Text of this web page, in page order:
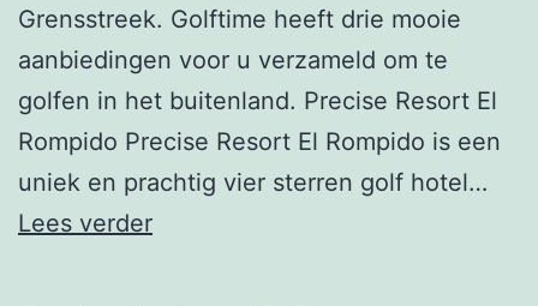
Grensstreek. Golftime heeft drie mooie
aanbiedingen voor u verzameld om te
golfen in het buitenland. Precise Resort El
Rompido Precise Resort El Rompido is een
uniek en prachtig vier sterren golf hotel…
Lees verderNieuwsbrief